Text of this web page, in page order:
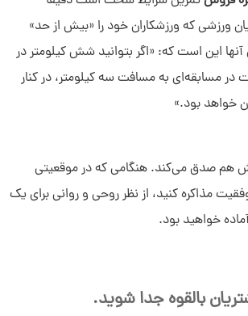
ورزشی که ورزشکاران خود را «بیش از حد»
این است که: «اگر بتوانید شش کیلومتر در
در مسابقه‌ای به مسافت سه کیلومتر، در کنار
خواهد بود.»
هم صدق می‌کند. هنگامی که در موقعیتی
مذاکره کنید، از نظر روحی و روانی برای یک
خواهید بود.